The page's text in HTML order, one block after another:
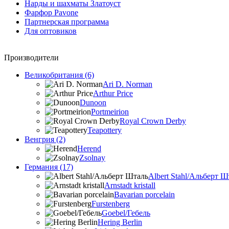
Нарды и шахматы Златоуст
Фарфор Pavone
Партнерская программа
Для оптовиков
Производители
Великобритания (6)
Ari D. Norman
Arthur Price
Dunoon
Portmeirion
Royal Crown Derby
Teapottery
Венгрия (2)
Herend
Zsolnay
Германия (17)
Albert Stahl/Альбеpт
Arnstadt kristall
Bavarian porcelain
Furstenberg
Goebel/Гебель
Hering Berlin